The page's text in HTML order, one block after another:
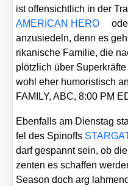
ist offen­sicht­lich in der
AMERICAN HERO
anzu­sie­deln, denn es
ri­ka­ni­sche Fami­lie, die
plötz­lich über
wohl eher humo­ris­tisch
FAMILY, ABC, 8:00 PM
Eben­falls am Diens­tag
fel des Spin­offs
darf gespannt sein, ob
zen­ten es schaf­fen
Sea­son doch arg